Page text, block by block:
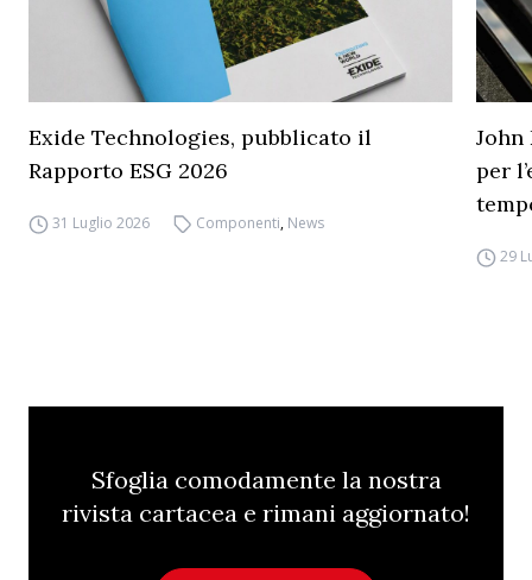
Exide Technologies, pubblicato il
Rapporto ESG 2026
31 Luglio 2026 Componenti, News
John
per
29
Sfoglia comodamente la nostra
rivista cartacea e rimani aggiornato!